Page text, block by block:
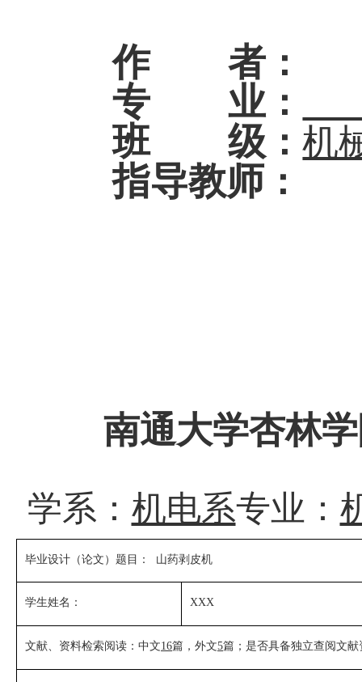
作 者 ：
专 业 ：
班 级 ：机
指导教师 ：
南通大学杏林
学系： 机电系专业：
毕业设计（论文）题目： 山药剥皮机
学生姓名： XXX
文献、资料检索阅读：中文16篇，外文5篇；是否具备独立查阅文献